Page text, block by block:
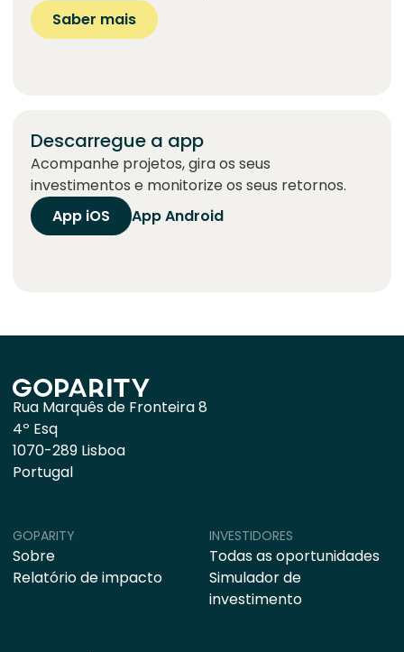
Saber mais
Descarregue a app
Acompanhe projetos, gira os seus
investimentos e monitorize os seus retornos.
App iOS
App Android
Rua Marquês de Fronteira 8
4º Esq
1070-289 Lisboa
Portugal
GOPARITY
Sobre
Relatório de impacto
INVESTIDORES
Todas as oportunidades
Simulador de
investimento